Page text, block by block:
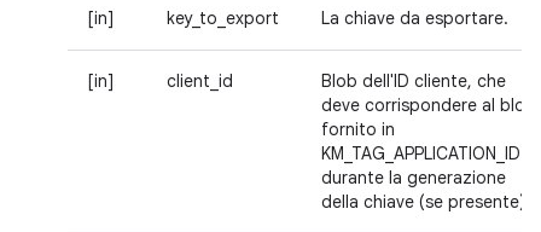
[in] key_to_export La chiave da esportare.
[in] client_id
Blob dell'ID cliente, che
deve corrispondere al blob
fornito in
KM_TAG_APPLICATION_ID
durante la generazione
della chiave (se presente).